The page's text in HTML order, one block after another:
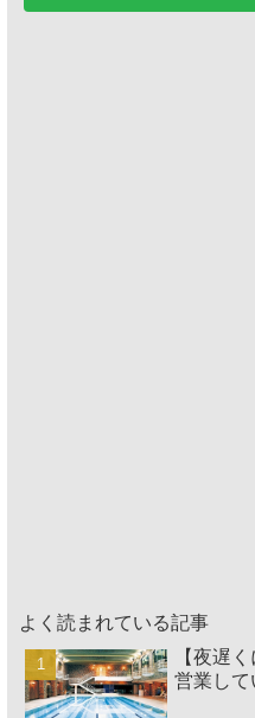
よく読まれている記事
【夜遅
営業して